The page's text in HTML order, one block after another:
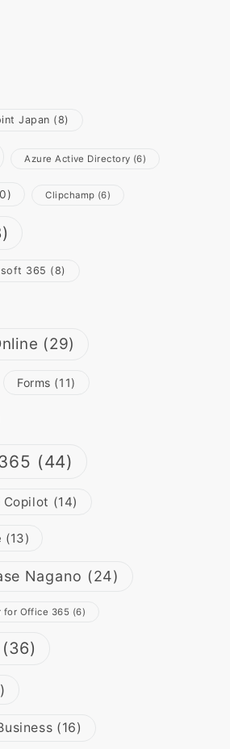
Japan (8)
Azure Active Directory (6)
Clipchamp (6)
365 (8)
(29)
Forms (11)
(44)
(14)
(13)
Nagano (24)
for Office 365 (6)
(36)
(16)